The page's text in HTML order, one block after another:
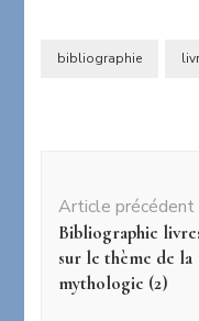
bibliographie
Article précédent
Bibliographie
sur le thème de la
mythologie (2)